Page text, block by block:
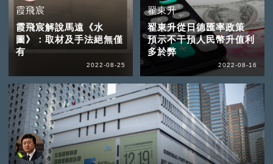
霞飛宸
霞飛宸解說馬遠《水
圖》：取材及手法絕無僅
有
2022-08-25
翟東升
翟東升從日德匯率政策
預示不干預人民幣升值利
多於弊
2022-08-16